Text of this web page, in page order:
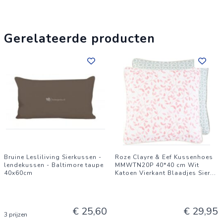
Gerelateerde producten
Bruine Lesliliving Sierkussen -
lendekussen - Baltimore taupe
40x60cm
3 prijzen € 25,60
Roze Clayre & Eef Kussenhoes
MMWTN20P 40*40 cm Wit
Katoen Vierkant Blaadjes Sier...
€ 29,95